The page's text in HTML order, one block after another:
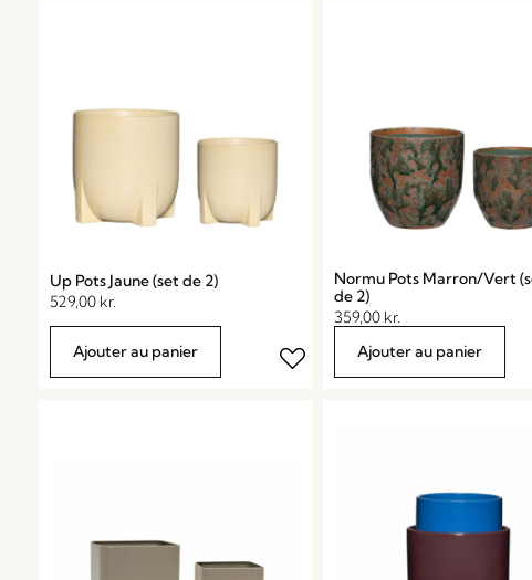
Up Pots Jaune (set de 2)
529,00 kr.
Ajouter au panier
Normu Pots Marron/Vert
de 2)
359,00 kr.
Ajouter au panier